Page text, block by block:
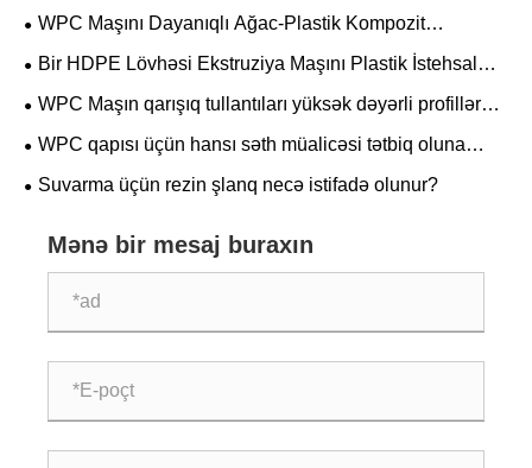
artıq vibrasiya problemlərini necə həll etmək olar
WPC Maşını Dayanıqlı Ağac-Plastik Kompozit
İstehsalın və Yüksək İstehsal Effektivliyinin açarıdır
Bir HDPE Lövhəsi Ekstruziya Maşını Plastik İstehsal
Prosesinizdə Necə İnqilab Yarada bilər
WPC Maşın qarışıq tullantıları yüksək dəyərli profillərə
necə çevirir?
WPC qapısı üçün hansı səth müalicəsi tətbiq oluna
bilər?
Suvarma üçün rezin şlanq necə istifadə olunur?
Mənə bir mesaj buraxın